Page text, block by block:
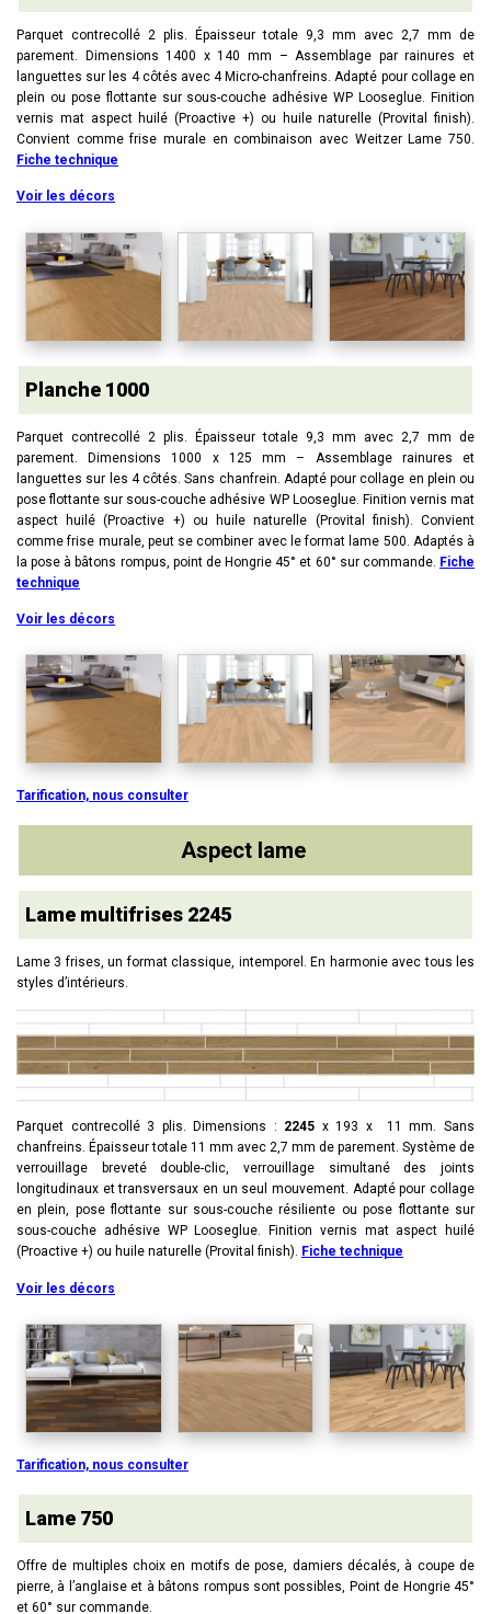
Parquet contrecollé 2 plis. Épaisseur totale 9,3 mm avec 2,7 mm de
parement. Dimensions 1400 x 140 mm – Assemblage par rainures et
languettes sur les 4 côtés avec 4 Micro-chanfreins. Adapté pour collage en
plein ou pose flottante sur sous-couche adhésive WP Looseglue. Finition
vernis mat aspect huilé (Proactive +) ou huile naturelle (Provital finish).
Convient comme frise murale en combinaison avec Weitzer Lame 750.
Fiche technique
Voir les décors
Planche 1000
Parquet contrecollé 2 plis. Épaisseur totale 9,3 mm avec 2,7 mm de
parement. Dimensions 1000 x 125 mm – Assemblage rainures et
languettes sur les 4 côtés. Sans chanfrein. Adapté pour collage en plein ou
pose flottante sur sous-couche adhésive WP Looseglue. Finition vernis mat
aspect huilé (Proactive +) ou huile naturelle (Provital finish). Convient
comme frise murale, peut se combiner avec le format lame 500. Adaptés à
la pose à bâtons rompus, point de Hongrie 45° et 60° sur commande. Fiche
technique
Voir les décors
Tarification, nous consulter
Aspect lame
Lame multifrises 2245
Lame 3 frises, un format classique, intemporel. En harmonie avec tous les
styles d’intérieurs.
Parquet contrecollé 3 plis. Dimensions : 2245 x 193 x 11 mm. Sans
chanfreins. Épaisseur totale 11 mm avec 2,7 mm de parement. Système de
verrouillage breveté double-clic, verrouillage simultané des joints
longitudinaux et transversaux en un seul mouvement. Adapté pour collage
en plein, pose flottante sur sous-couche résiliente ou pose flottante sur
sous-couche adhésive WP Looseglue. Finition vernis mat aspect huilé
(Proactive +) ou huile naturelle (Provital finish). Fiche technique
Voir les décors
Tarification, nous consulter
Lame 750
Offre de multiples choix en motifs de pose, damiers décalés, à coupe de
pierre, à l’anglaise et à bâtons rompus sont possibles, Point de Hongrie 45°
et 60° sur commande.